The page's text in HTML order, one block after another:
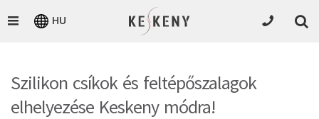
HU
Szilikon csíkok és feltépőszalagok
elhelyezése Keskeny módra!